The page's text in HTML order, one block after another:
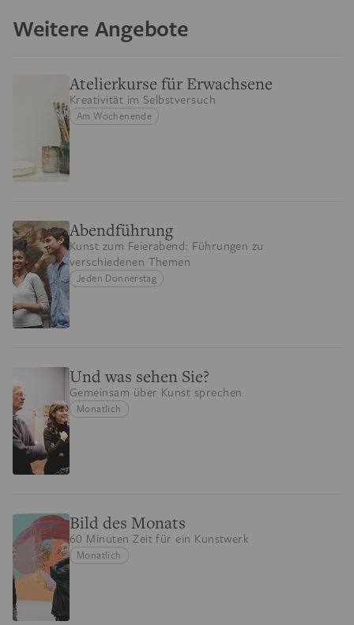
Weitere Angebote
Atelierkurse für Erwachsene
Kreativität im Selbstversuch
Am Wochenende
Abendführung
Kunst zum Feierabend: Führungen zu
verschiedenen Themen
Jeden Donnerstag
Und was sehen Sie?
Gemeinsam über Kunst sprechen
Monatlich
Bild des Monats
60 Minuten Zeit für ein Kunstwerk
Monatlich